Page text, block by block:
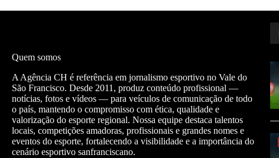
Quem somos
A Agência CH é referência em jornalismo esportivo no Vale do
São Francisco. Desde 2011, produz conteúdo profissional —
notícias, fotos e vídeos — para veículos de comunicação de todo
o país, mantendo o compromisso com ética, qualidade e
valorização do esporte regional. Nossa equipe destaca talentos
locais, competições amadoras, profissionais e grandes nomes e
eventos do esporte, fortalecendo a visibilidade e a importância do
cenário esportivo sanfranciscano.